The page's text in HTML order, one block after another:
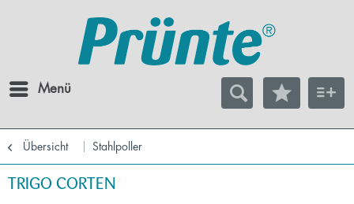
Menü
Übersicht Stahlpoller
TRIGO CORTEN